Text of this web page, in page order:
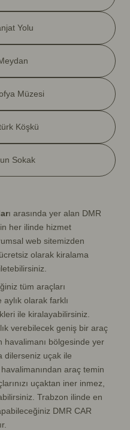
Yolu
Müzesi
Köşkü
Sokak
ı arasında yer alan DMR
her ilinde hizmet
web sitemizden
olarak kiralama
tüm araçları
olarak farklı
ile kiralayabilirsiniz.
verebilecek geniş bir araç
havalimanı bölgesinde yer
dilerseniz uçak ile
araç temin
uçaktan iner inmez,
Trabzon ilinde en
DMR CAR